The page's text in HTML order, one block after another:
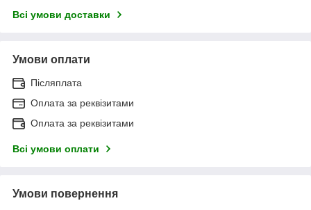
Всі умови доставки
Умови оплати
Післяплата
Оплата за реквізитами
Оплата за реквізитами
Всі умови оплати
Умови повернення